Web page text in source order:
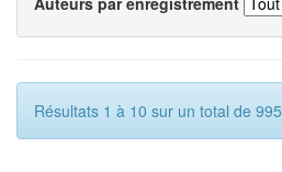
Résultats 1 à 10 sur un total de